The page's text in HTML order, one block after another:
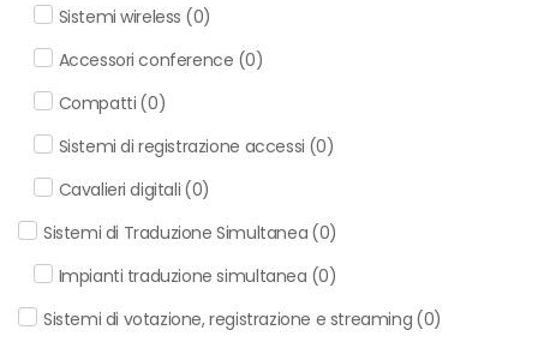
Sistemi wireless (0)
Accessori conference (0)
Compatti (0)
Sistemi di registrazione accessi (0)
Cavalieri digitali (0)
Sistemi di Traduzione Simultanea (0)
Impianti traduzione simultanea (0)
Sistemi di votazione, registrazione e streaming (0)